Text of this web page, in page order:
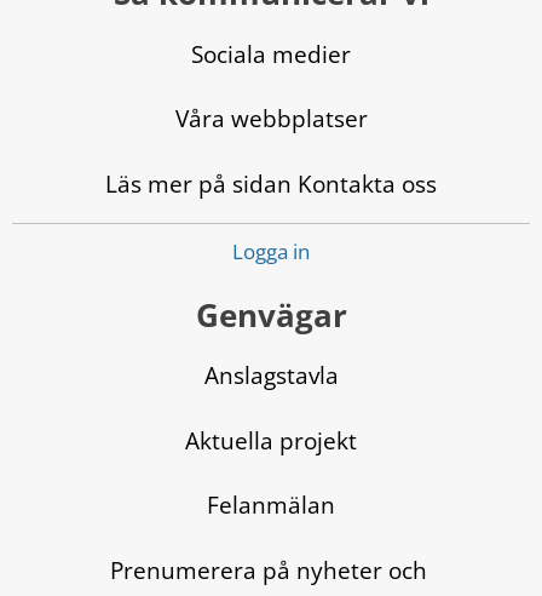
Sociala medier
Våra webbplatser
Läs mer på sidan Kontakta oss
Logga in
Genvägar
Anslagstavla
Aktuella projekt
Felanmälan
Prenumerera på nyheter och